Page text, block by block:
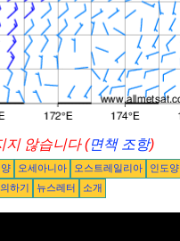
지 않습니다 (면책 조항)
오세아니아 오스트레일리아 인도양
하기 뉴스레터 소개